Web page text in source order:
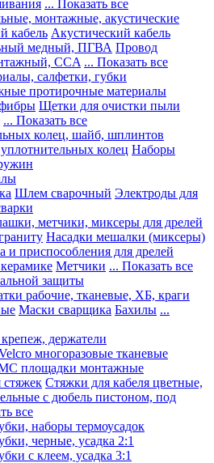
... Показать все
монтажные, акустические
кабель Акустический кабель
медный, ПГВА Провод
CCA ... Показать все
салфетки, губки
протирочные материалы
Щетки для очистки пыли
... Показать все
колец, шайб, шплинтов
колец Наборы
Шлем сварочный Электроды для
метчики, миксеры для дрелей
Насадки мешалки (миксеры)
и приспособления для дрелей
Метчики ... Показать все
защиты
рабочие, тканевые, ХБ, краги
Маски сварщика Бахилы ...
держатели
многоразовые тканевые
площадки монтажные
Стяжки для кабеля цветные,
с дюбель пистоном, под
все
наборы термоусадок
черные, усадка 2:1
с клеем, усадка 3:1